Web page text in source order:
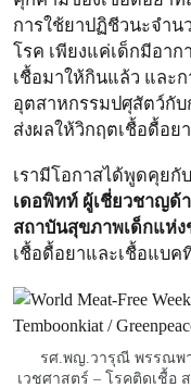
การใช้ยาปฏิชีวนะจำน
โรค เพียงแค่เด็กมีอา
เชื้อมาให้กินแล้ว และ
อุตสาหกรรมปศุสัตว์กับ
ส่งผลให้วิกฤตเชื้อดื้อย
เรามีโอกาสได้พูดคุยกับ
เดอพิทท์ ผู้เชี่ยวชาญด้
สถาบันสุขภาพเด็กแห่
เชื้อดื้อยาและเชื้อแบค
รศ.พญ.วารุณี พรรณพ
เวชศาสตร์ – โรคติดเชื้อ